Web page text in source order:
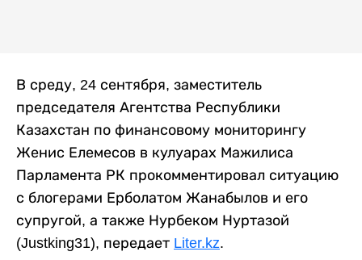
В среду, 24 сентября, заместитель
председателя Агентства Республики
Казахстан по финансовому мониторингу
Женис Елемесов в кулуарах Мажилиса
Парламента РК прокомментировал ситуацию
с блогерами Ерболатом Жанабылов и его
супругой, а также Нурбеком Нуртазой
(Justking31), передает Liter.kz.